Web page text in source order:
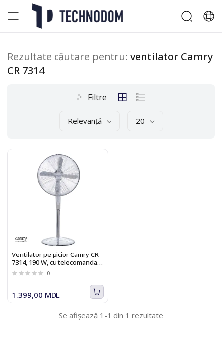
Rezultate căutare pentru: ventilator Camry
CR 7314
Filtre
Relevanță 20
Ventilator pe picior Camry CR
7314, 190 W, cu telecomanda,
temporizator
0
1.399,00 MDL
Se afișează 1-1 din 1 rezultate